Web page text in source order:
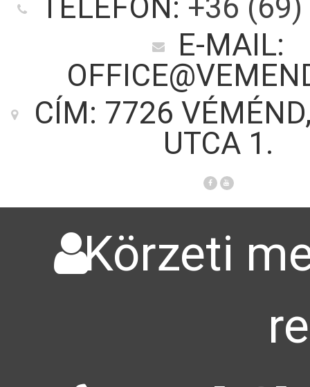
TELEFON: +36
E-MAIL:
CÍM: 7726
UTCA 1.
Körzeti